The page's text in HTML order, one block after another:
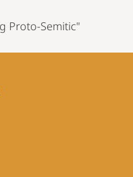
Proto-Semitic"